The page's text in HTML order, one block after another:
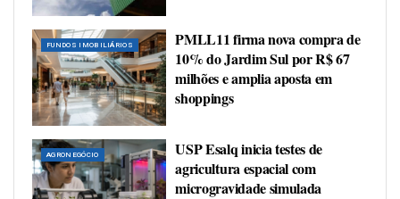
FUNDOS IMOBILIÁRIOS
PMLL11 firma nova compra de
10% do Jardim Sul por R$ 67
milhões e amplia aposta em
shoppings
AGRONEGÓCIO
USP Esalq inicia testes de
agricultura espacial com
microgravidade simulada